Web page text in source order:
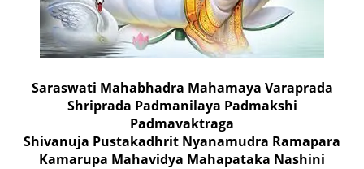
Saraswati Mahabhadra Mahamaya Varaprada
Shriprada Padmanilaya Padmakshi
Padmavaktraga
Shivanuja Pustakadhrit Nyanamudra Ramapara
Kamarupa Mahavidya Mahapataka Nashini